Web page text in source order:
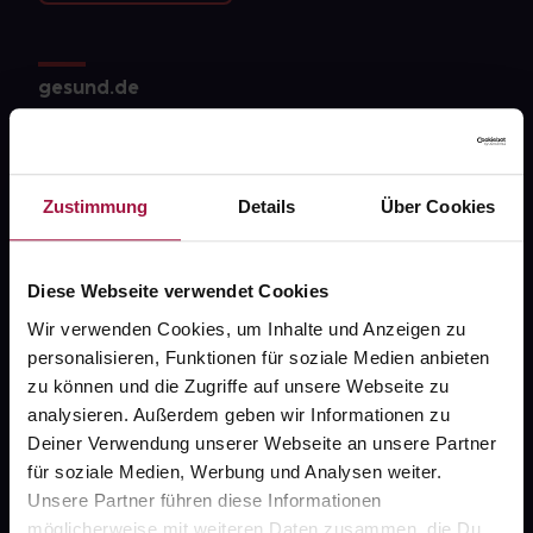
Zustimmung Details Über Cookies
Diese Webseite verwendet Cookies
Wir verwenden Cookies, um Inhalte und Anzeigen zu
personalisieren, Funktionen für soziale Medien anbieten
zu können und die Zugriffe auf unsere Webseite zu
analysieren. Außerdem geben wir Informationen zu
Deiner Verwendung unserer Webseite an unsere Partner
für soziale Medien, Werbung und Analysen weiter.
Unsere Partner führen diese Informationen
möglicherweise mit weiteren Daten zusammen, die Du
gesund.de
gesund-versorger.de
Sanitätshäuser
Datenschutz
AGB